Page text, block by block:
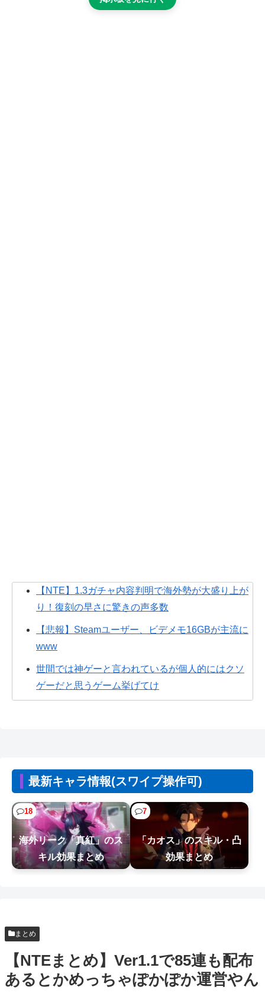
【NTE】1.3ガチャ内容判明で海外勢が大盛り上が
り！復刻の早さに驚きの声多数
【悲報】Steamユーザー、ビデメモ16GBが主流に
www
世間では神ゲーと言われているが個人的にはクソ
ゲーだと思うゲーム挙げてけ
【NTE】Ver.1.3予告配信の4つの交換コード情報に
海外の反応まとめ！
【悲報】Z世代「求刑7年のジャンポケ斎藤は口封
じに被害者殺した方が量刑軽かっただ...
【朗報】ぐらんぶるのヒロイン、遂にデレる
【悲報】人気プロゲーマーと結婚したグラドル、
息子の「自閉スペクトラム症」診断にシ...
最新キャラ情報(スワイプ操作可)
18
海外リーク「真紅」のス
キル効果まとめ
7
「カオス」のスキル・凸
効果まとめ
まとめ
【NTEまとめ】Ver1.1で85連も配布
あるとかめっちゃぽかぽか運営やん